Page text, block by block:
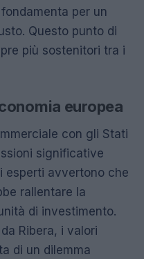
per un
Questo punto di
più sostenitori tra i
europea
con gli Stati
significative
esperti avvertono che
rallentare la
di investimento.
Ribera, i valori
di un dilemma